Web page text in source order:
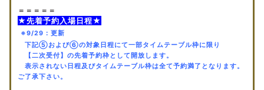
＝＝＝＝＝
★先着予約入場日程★
※9/29：更新
下記⑤および⑥の対象日程にて一部タイムテーブル枠に限り
【二次受付】の先着予約枠として開放します。
表示されない日程及びタイムテーブル枠は全て予約満了となります。
ご了承下さい。